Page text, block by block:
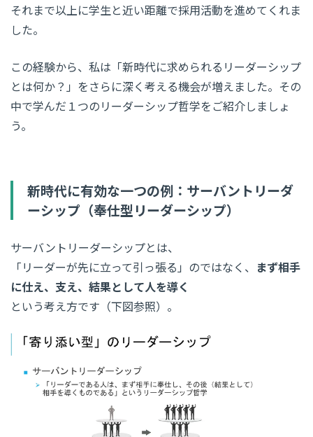
それまで以上に学生と近い距離で採用活動を進めてくれま
した。
この経験から、私は「新時代に求められるリーダーシップ
とは何か？」をさらに深く考える機会が増えました。その
中で学んだ１つのリーダーシップ哲学をご紹介しましょ
う。
新時代に有効な一つの例：サーバントリーダ
ーシップ（奉仕型リーダーシップ）
サーバントリーダーシップとは、
「リーダーが先に立って引っ張る」のではなく、 まず相手
に仕え、支え、結果として人を導く
という考え方です（下図参照）。